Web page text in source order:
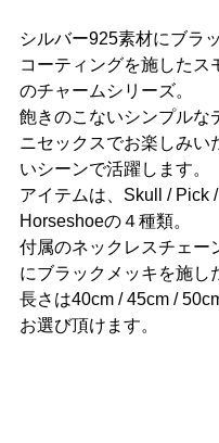
シルバー925素材にブラ
コーティングを施したス
のチャームシリーズ。
飽きのこないシンプルな
ニセックスでお楽しみい
いシーンで活躍します。
アイテムは、Skull / Pick
Horseshoeの４種類。
付属のネックレスチェー
にブラックメッキを施し
長さは40cm / 45cm /
お選び頂けます。